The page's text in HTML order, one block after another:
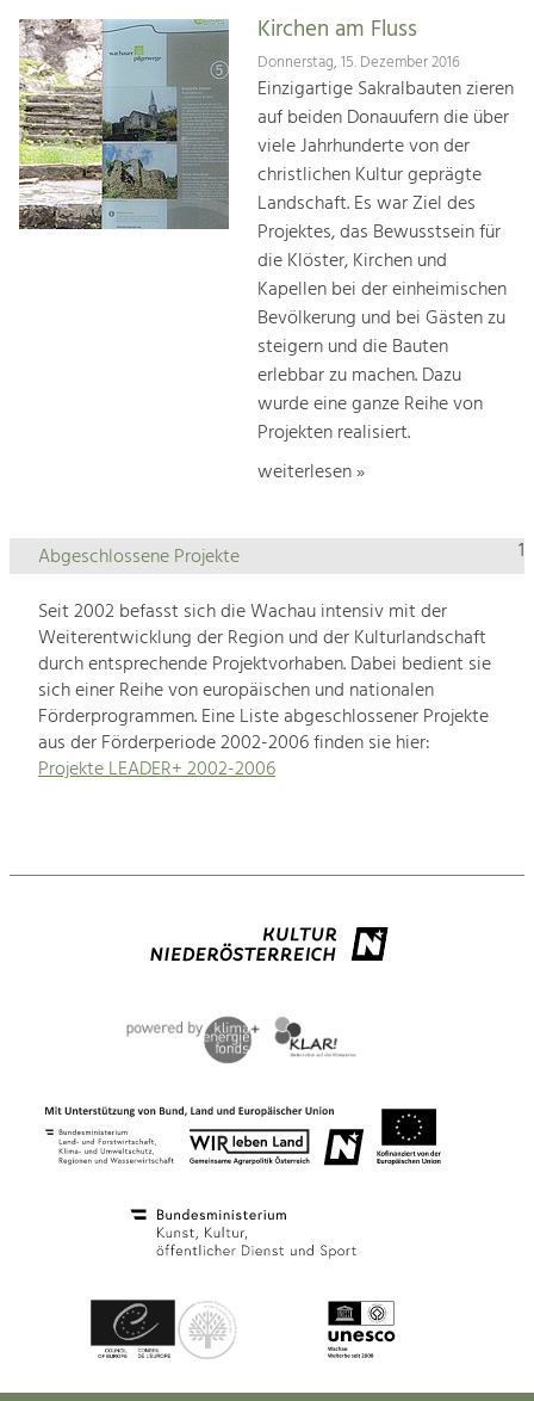
Kirchen am Fluss
Donnerstag, 15. Dezember 2016
Einzigartige Sakralbauten zieren
auf beiden Donauufern die über
viele Jahrhunderte von der
christlichen Kultur geprägte
Landschaft. Es war Ziel des
Projektes, das Bewusstsein für
die Klöster, Kirchen und
Kapellen bei der einheimischen
Bevölkerung und bei Gästen zu
steigern und die Bauten
erlebbar zu machen. Dazu
wurde eine ganze Reihe von
Projekten realisiert.
weiterlesen »
1
Abgeschlossene Projekte
Seit 2002 befasst sich die Wachau intensiv mit der
Weiterentwicklung der Region und der Kulturlandschaft
durch entsprechende Projektvorhaben. Dabei bedient sie
sich einer Reihe von europäischen und nationalen
Förderprogrammen. Eine Liste abgeschlossener Projekte
aus der Förderperiode 2002-2006 finden sie hier:
Projekte LEADER+ 2002-2006